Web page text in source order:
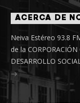
ACERCA DE
Neiva Estéreo 93.8
de la
DESARROLLO